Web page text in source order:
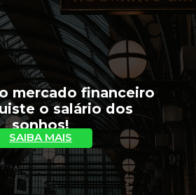
mercado financeiro
o salário dos
sonhos!
SAIBA MAIS